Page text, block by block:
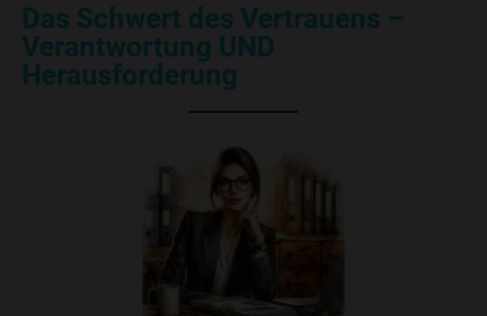
Das Schwert des Vertrauens –
Verantwortung UND
Herausforderung